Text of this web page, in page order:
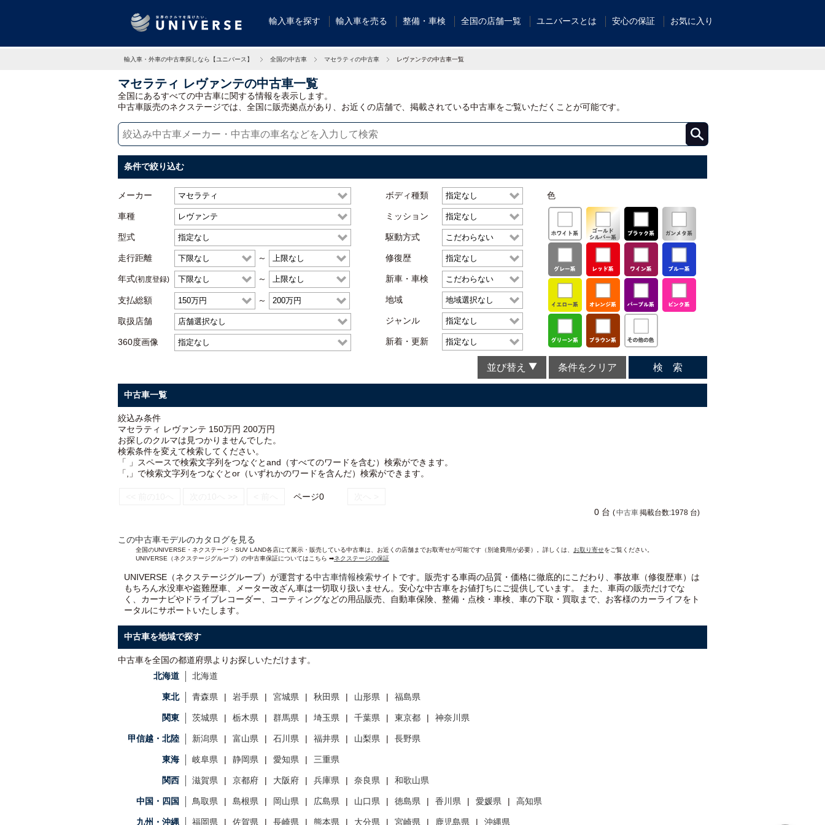
輸入車を探す 輸入車を売る 整備・車検 全国の店舗一覧 ユニバースとは 安心の保証 お気に入り
輸入車・外車の中古車探しなら【ユニバース】 全国の中古車 マセラティの中古車 レヴァンテの中古車一覧
マセラティ レヴァンテの中古車一覧
全国にあるすべての中古車に関する情報を表示します。
中古車販売のネクステージでは、全国に販売拠点があり、お近くの店舗で、掲載されている中古車をご覧いただくことが可能です。
条件で絞り込む
メーカー
車種
型式
走行距離 ～
年式(初度登録) ～
支払総額 ～
取扱店舗
360度画像
ボディ種類
ミッション
駆動方式
修復歴
新車・車検
地域
ジャンル
新着・更新
色
並び替え 条件をクリア 検 索
中古車一覧
絞込み条件
マセラティ レヴァンテ 150万円 200万円
お探しのクルマは見つかりませんでした。
検索条件を変えて検索してください。
「 」スペースで検索文字列をつなぐとand（すべてのワードを含む）検索ができます。
「,」で検索文字列をつなぐとor（いずれかのワードを含んだ）検索ができます。
ページ0
0 台 (中古車掲載台数:1978 台)
この中古車モデルのカタログを見る
全国のUNIVERSE・ネクステージ・SUV LAND各店にて展示・販売している中古車は、お近くの店舗までお取寄せが可能です（別途費用が必要）。詳しくは、 お取り寄せをご覧ください。
UNIVERSE（ネクステージグループ）の中古車保証についてはこちら ➡ネクステージの保証
UNIVERSE（ネクステージグループ）が運営する中古車情報検索サイトです。販売する車両の品質・価格に徹底的にこだわり、事故車（修復歴車）は
もちろん水没車や盗難歴車、メーター改ざん車は一切取り扱いません。安心な中古車をお値打ちに ご提供しています。 また、車両の販売だけでな
く、カーナビやドライブレコーダー、コーティングなどの用品販売、自動車保険、整備・点検・車検、車の下取・買取まで、お客様のカーライフをト
ータルにサポートいたします。
中古車を地域で探す
中古車を全国の都道府県よりお探しいただけます。
北海道
北海道
東北 青森県 岩手県 宮城県 秋田県 山形県 福島県
関東 茨城県 栃木県 群馬県 埼玉県 千葉県 東京都 神奈川県
甲信越・北陸 新潟県 富山県 石川県 福井県 山梨県 長野県
東海 岐阜県 静岡県 愛知県 三重県
関西 滋賀県 京都府 大阪府 兵庫県 奈良県 和歌山県
中国・四国 鳥取県 島根県 岡山県 広島県 山口県 徳島県 香川県 愛媛県 高知県
九州・沖縄 福岡県 佐賀県 長崎県 熊本県 大分県 宮崎県 鹿児島県 沖縄県